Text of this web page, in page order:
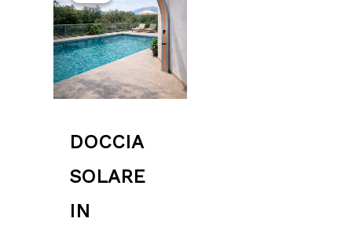
DOCCIA
SOLARE
IN
era:
549.00 €.
è:
494.10 €.